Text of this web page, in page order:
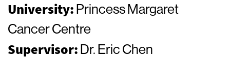
University: Princess Margaret
Cancer Centre
Supervisor: Dr. Eric Chen